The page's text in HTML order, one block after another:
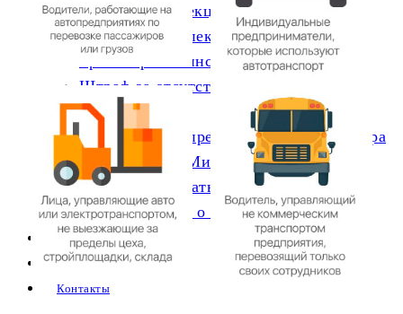
Трудовая инспекция
Налоговая инспекция
Транспортная инспекция
Штраф за отсутствие путевого листа в
2026 году
Новый штамп предрейсового медосмотра
2025г. Приказ Минздрава № 266н от 30
мая 2023г.-скачать полный текст, обзор
Постановление о проверке МАДИ
Публикации
О компании
Контакты